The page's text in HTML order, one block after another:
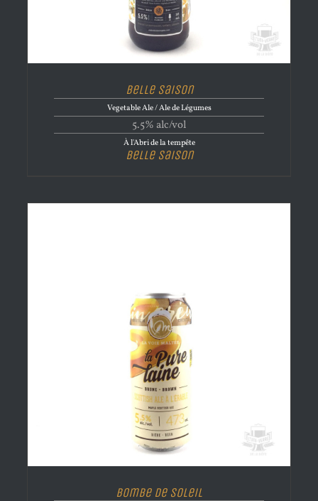
Belle Saison
Vegetable Ale / Ale de Légumes
5.5% alc/vol
À l'Abri de la tempête
Belle Saison
Bombe de Soleil